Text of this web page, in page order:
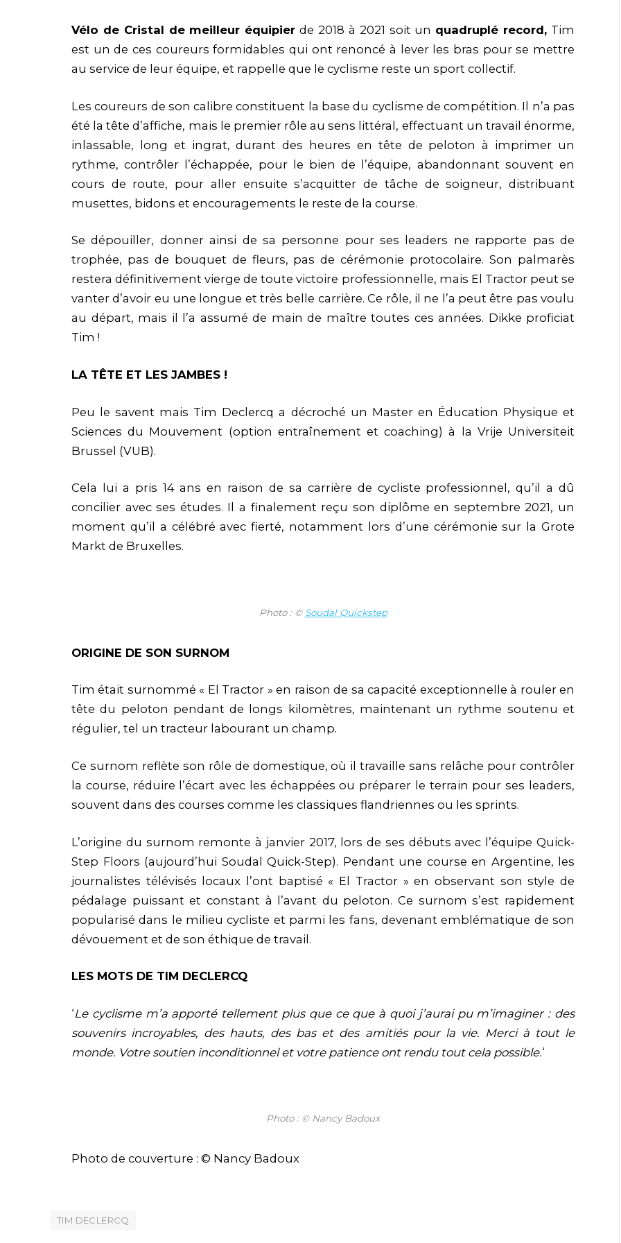
Vélo de Cristal de meilleur équipier de 2018 à 2021 soit un quadruplé record, Tim
est un de ces coureurs formidables qui ont renoncé à lever les bras pour se mettre
au service de leur équipe, et rappelle que le cyclisme reste un sport collectif.
Les coureurs de son calibre constituent la base du cyclisme de compétition. Il n’a pas
été la tête d’affiche, mais le premier rôle au sens littéral, effectuant un travail énorme,
inlassable, long et ingrat, durant des heures en tête de peloton à imprimer un
rythme, contrôler l’échappée, pour le bien de l’équipe, abandonnant souvent en
cours de route, pour aller ensuite s’acquitter de tâche de soigneur, distribuant
musettes, bidons et encouragements le reste de la course.
Se dépouiller, donner ainsi de sa personne pour ses leaders ne rapporte pas de
trophée, pas de bouquet de fleurs, pas de cérémonie protocolaire. Son palmarès
restera définitivement vierge de toute victoire professionnelle, mais El Tractor peut se
vanter d’avoir eu une longue et très belle carrière. Ce rôle, il ne l’a peut être pas voulu
au départ, mais il l’a assumé de main de maître toutes ces années. Dikke proficiat
Tim !
LA TÊTE ET LES JAMBES !
Peu le savent mais Tim Declercq a décroché un Master en Éducation Physique et
Sciences du Mouvement (option entraînement et coaching) à la Vrije Universiteit
Brussel (VUB).
Cela lui a pris 14 ans en raison de sa carrière de cycliste professionnel, qu’il a dû
concilier avec ses études. Il a finalement reçu son diplôme en septembre 2021, un
moment qu’il a célébré avec fierté, notamment lors d’une cérémonie sur la Grote
Markt de Bruxelles.
Photo : © Soudal Quickstep
ORIGINE DE SON SURNOM
Tim était surnommé « El Tractor » en raison de sa capacité exceptionnelle à rouler en
tête du peloton pendant de longs kilomètres, maintenant un rythme soutenu et
régulier, tel un tracteur labourant un champ.
Ce surnom reflète son rôle de domestique, où il travaille sans relâche pour contrôler
la course, réduire l’écart avec les échappées ou préparer le terrain pour ses leaders,
souvent dans des courses comme les classiques flandriennes ou les sprints.
L’origine du surnom remonte à janvier 2017, lors de ses débuts avec l’équipe Quick-
Step Floors (aujourd’hui Soudal Quick-Step). Pendant une course en Argentine, les
journalistes télévisés locaux l’ont baptisé « El Tractor » en observant son style de
pédalage puissant et constant à l’avant du peloton. Ce surnom s’est rapidement
popularisé dans le milieu cycliste et parmi les fans, devenant emblématique de son
dévouement et de son éthique de travail.
LES MOTS DE TIM DECLERCQ
‘Le cyclisme m’a apporté tellement plus que ce que à quoi j’aurai pu m’imaginer : des
souvenirs incroyables, des hauts, des bas et des amitiés pour la vie. Merci à tout le
monde. Votre soutien inconditionnel et votre patience ont rendu tout cela possible.‘
Photo : © Nancy Badoux
Photo de couverture : © Nancy Badoux
TIM DECLERCQ